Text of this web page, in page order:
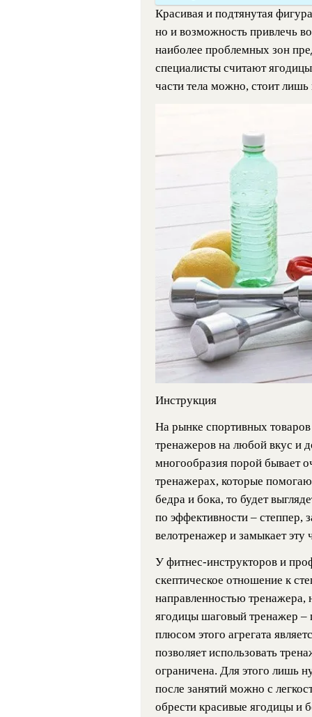
Красивая и подтянутая
но и возможность привлечь
наиболее проблемных зон
специалисты считают
части тела можно, стоит
Инструкция
На рынке спортивных
тренажеров на любой вкус и
многообразия порой бывает
тренажерах, которые
бедра и бока, то будет
по эффективности – степпер,
велотренажер и замыкает эту
У фитнес-инструкторов и
скептическое отношение к
направленностью тренажера,
ягодицы шаговый тренажер
плюсом этого агрегата
позволяет использовать
ограничена. Для этого лишь
после занятий можно с
обрести красивые ягодицы и